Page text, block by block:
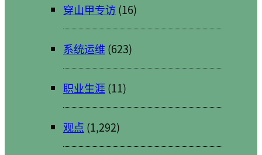
穿山甲专访(16)
系统运维 (623)
职业生涯(11)
观点 (1,292)